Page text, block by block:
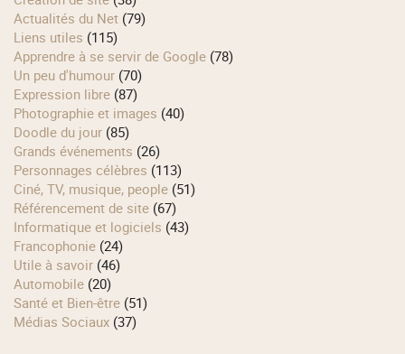
Actualités du Net (79)
Liens utiles (115)
Apprendre à se servir de Google (78)
Un peu d'humour (70)
Expression libre (87)
Photographie et images (40)
Doodle du jour (85)
Grands événements (26)
Personnages célèbres (113)
Ciné, TV, musique, people (51)
Référencement de site (67)
Informatique et logiciels (43)
Francophonie (24)
Utile à savoir (46)
Automobile (20)
Santé et Bien-être (51)
Médias Sociaux (37)